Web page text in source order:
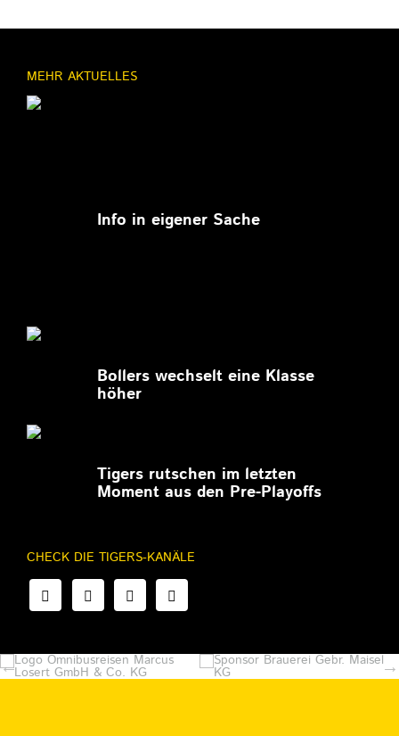
MEHR AKTUELLES
Info in eigener Sache
Bollers wechselt eine Klasse
höher
Tigers rutschen im letzten
Moment aus den Pre-Playoffs
CHECK DIE TIGERS-KANÄLE